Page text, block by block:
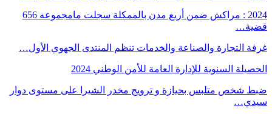
2024 : مراكش ضمن أربع مدن بالممكلة سجلت مامجموعه 656
قضية…
غرفة التجارة والصناعة والخدمات تنظم المنتدى الجهوي الأول…
الحصيلة السنوية للإدارة العامة للأمن الوطني 2024
ضبط شخص متلبس بحيازة و ترويج مخدر الشيرا على مستوى دوار
سيدي…